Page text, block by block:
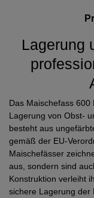
Lagerung
Das Maischefass
Lagerung von Obst-
besteht aus
gemäß der EU-
Maischefässer
aus, sondern sind
Konstruktion verleiht
sichere Lagerung der